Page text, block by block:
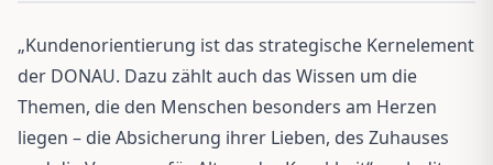
„Kundenorientierung ist das strategische Kernelement
der DONAU. Dazu zählt auch das Wissen um die
Themen, die den Menschen besonders am Herzen
liegen – die Absicherung ihrer Lieben, des Zuhauses